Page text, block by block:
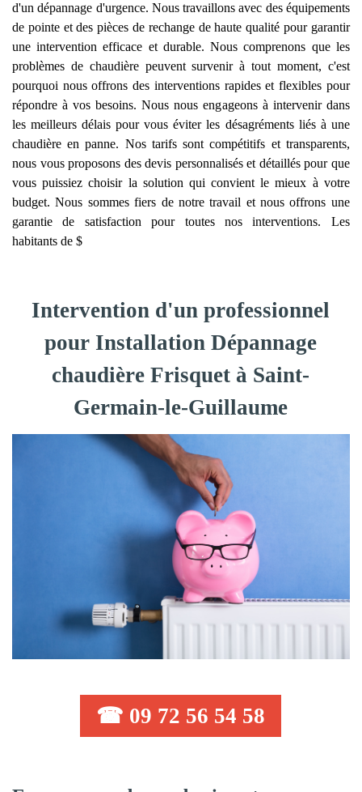
d'un dépannage d'urgence. Nous travaillons avec des équipements
de pointe et des pièces de rechange de haute qualité pour garantir
une intervention efficace et durable. Nous comprenons que les
problèmes de chaudière peuvent survenir à tout moment, c'est
pourquoi nous offrons des interventions rapides et flexibles pour
répondre à vos besoins. Nous nous engageons à intervenir dans
les meilleurs délais pour vous éviter les désagréments liés à une
chaudière en panne. Nos tarifs sont compétitifs et transparents,
nous vous proposons des devis personnalisés et détaillés pour que
vous puissiez choisir la solution qui convient le mieux à votre
budget. Nous sommes fiers de notre travail et nous offrons une
garantie de satisfaction pour toutes nos interventions. Les
habitants de $
Intervention d'un professionnel
pour Installation Dépannage
chaudière Frisquet à Saint-
Germain-le-Guillaume
☎ 09 72 56 54 58